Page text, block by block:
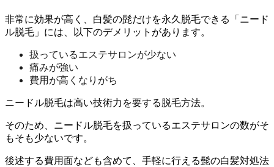
非常に効果が高く、白髪の髭だけを永久脱毛できる「ニード
ル脱毛」には、以下のデメリットがあります。
扱っているエステサロンが少ない
痛みが強い
費用が高くなりがち
ニードル脱毛は高い技術力を要する脱毛方法。
そのため、ニードル脱毛を扱っているエステサロンの数がそ
もそも少ないです。
後述する費用面なども含めて、手軽に行える髭の白髪対処法